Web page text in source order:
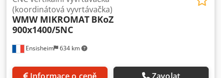
stroje: délka = 1200 mm, šířka = 1150 mm, výška = 1650
mm Hmotnost stroje cca 1500 kg. Přeprava (přímá doprava
bez překládky) v rámci EU je možná. Cena je uváděna jako
čistá cena pro export v rámci EU!
Ensisheim 634 km
(koordinátová vyvrtávačka)
WMW MIKROMAT BKoZ
900x1400/5NC